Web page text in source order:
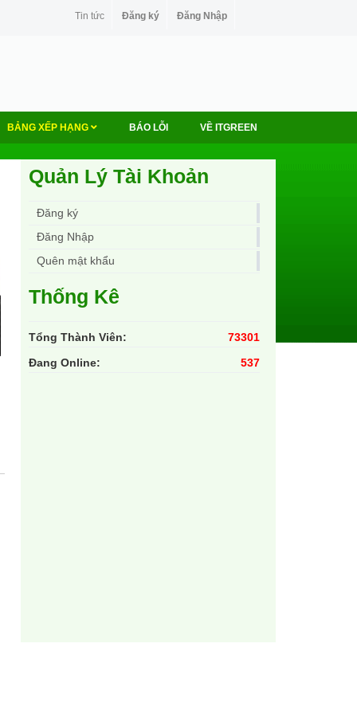
Tin tức Đăng ký Đăng Nhập
BẢNG XẾP HẠNG BÁO LỖI VỀ ITGREEN
Quản Lý Tài Khoản
Đăng ký
Đăng Nhập
Quên mật khẩu
Thống Kê
Tổng Thành Viên:
73301
Đang Online:
537